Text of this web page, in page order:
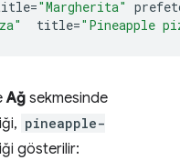
="Margherita"
title="Pineapple
Ağ sekmesinde
pineapple-
gösterilir: